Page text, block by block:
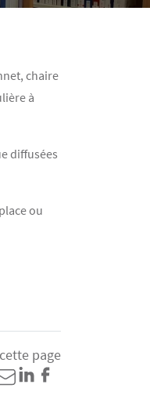
chaire
à
diffusées
ou
page